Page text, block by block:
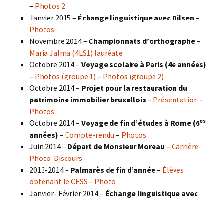
– Photos 2
Janvier 2015 – Échange linguistique avec Dilsen –
Photos
Novembre 2014 – Championnats d’orthographe–
Maria Jalma (4LS1) lauréate
Octobre 2014 – Voyage scolaire à Paris (4e années)
– Photos (groupe 1) – Photos (groupe 2)
Octobre 2014 – Projet pour la restauration du
patrimoine immobilier bruxellois – Présentation –
Photos
Octobre 2014 – Voyage de fin d’études à Rome (6es
années) – Compte-rendu – Photos
Juin 2014 – Départ de Monsieur Moreau – Carrière-
Photo-Discours
2013-2014 – Palmarès de fin d’année– Élèves
obtenant le CESS – Photo
Janvier- Février 2014 – Échange linguistique avec